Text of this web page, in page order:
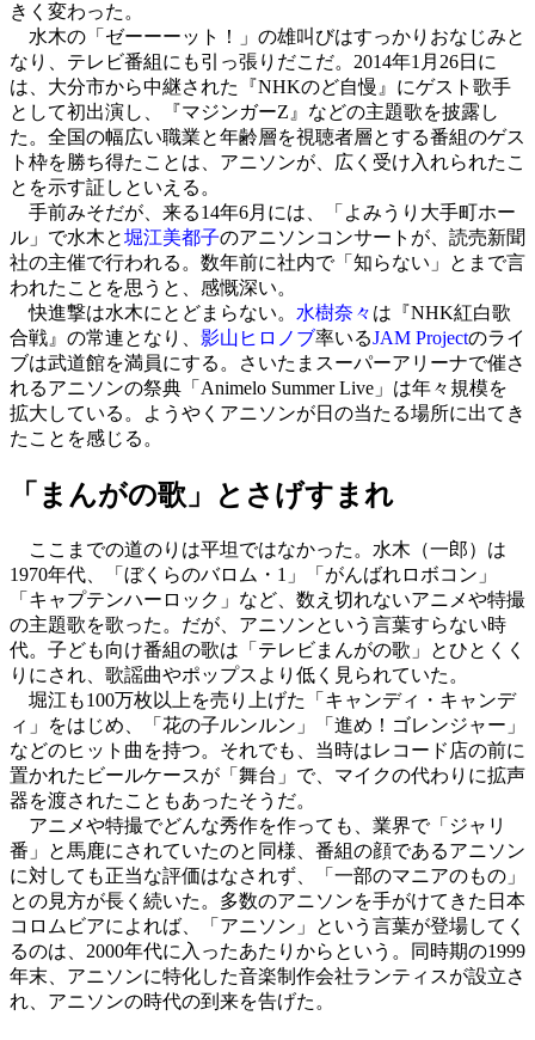
きく変わった。
水木の「ゼーーーット！」の雄叫びはすっかりおなじみと
なり、テレビ番組にも引っ張りだこだ。2014年1月26日に
は、大分市から中継された『NHKのど自慢』にゲスト歌手
として初出演し、『マジンガーZ』などの主題歌を披露し
た。全国の幅広い職業と年齢層を視聴者層とする番組のゲス
ト枠を勝ち得たことは、アニソンが、広く受け入れられたこ
とを示す証しといえる。
手前みそだが、来る14年6月には、「よみうり大手町ホー
ル」で水木と堀江美都子のアニソンコンサートが、読売新聞
社の主催で行われる。数年前に社内で「知らない」とまで言
われたことを思うと、感慨深い。
快進撃は水木にとどまらない。 水樹奈々 は『NHK紅白歌
合戦』の常連となり、 影山ヒロノブ率いるJAM Projectのライ
ブは武道館を満員にする。さいたまスーパーアリーナで催さ
れるアニソンの祭典「Animelo Summer Live」は年々規模を
拡大している。ようやくアニソンが日の当たる場所に出てき
たことを感じる。
「まんがの歌」とさげすまれ
ここまでの道のりは平坦ではなかった。水木（一郎）は
1970年代、「ぼくらのバロム・1」「がんばれロボコン」
「キャプテンハーロック」など、数え切れないアニメや特撮
の主題歌を歌った。だが、アニソンという言葉すらない時
代。子ども向け番組の歌は「テレビまんがの歌」とひとくく
りにされ、歌謡曲やポップスより低く見られていた。
堀江も100万枚以上を売り上げた「キャンディ・キャンデ
ィ」をはじめ、「花の子ルンルン」「進め！ゴレンジャー」
などのヒット曲を持つ。それでも、当時はレコード店の前に
置かれたビールケースが「舞台」で、マイクの代わりに拡声
器を渡されたこともあったそうだ。
アニメや特撮でどんな秀作を作っても、業界で「ジャリ
番」と馬鹿にされていたのと同様、番組の顔であるアニソン
に対しても正当な評価はなされず、「一部のマニアのもの」
との見方が長く続いた。多数のアニソンを手がけてきた日本
コロムビアによれば、「アニソン」という言葉が登場してく
るのは、2000年代に入ったあたりからという。同時期の1999
年末、アニソンに特化した音楽制作会社ランティスが設立さ
れ、アニソンの時代の到来を告げた。